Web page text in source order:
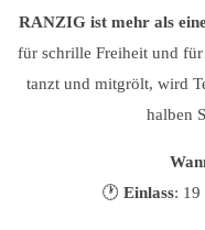
RANZIG ist mehr als
für schrille Freiheit und
tanzt und mitgrölt, wird
halben
🕐 Einlass: 19